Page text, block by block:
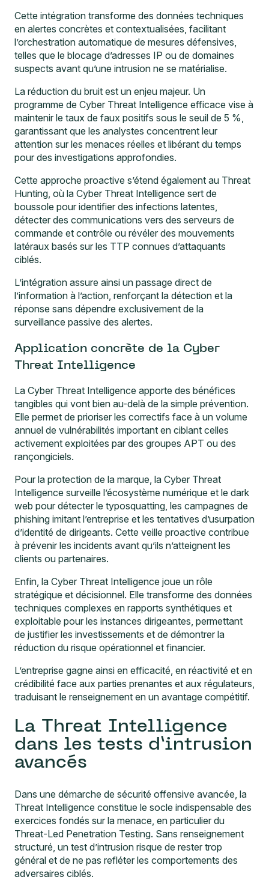
Cette intégration transforme des données techniques
en alertes concrètes et contextualisées, facilitant
l’orchestration automatique de mesures défensives,
telles que le blocage d’adresses IP ou de domaines
suspects avant qu’une intrusion ne se matérialise.
La réduction du bruit est un enjeu majeur. Un
programme de Cyber Threat Intelligence efficace vise à
maintenir le taux de faux positifs sous le seuil de 5 %,
garantissant que les analystes concentrent leur
attention sur les menaces réelles et libérant du temps
pour des investigations approfondies.
Cette approche proactive s’étend également au Threat
Hunting, où la Cyber Threat Intelligence sert de
boussole pour identifier des infections latentes,
détecter des communications vers des serveurs de
commande et contrôle ou révéler des mouvements
latéraux basés sur les TTP connues d’attaquants
ciblés.
L’intégration assure ainsi un passage direct de
l’information à l’action, renforçant la détection et la
réponse sans dépendre exclusivement de la
surveillance passive des alertes.
Application concrète de la Cyber
Threat Intelligence
La Cyber Threat Intelligence apporte des bénéfices
tangibles qui vont bien au-delà de la simple prévention.
Elle permet de prioriser les correctifs face à un volume
annuel de vulnérabilités important en ciblant celles
activement exploitées par des groupes APT ou des
rançongiciels.
Pour la protection de la marque, la Cyber Threat
Intelligence surveille l’écosystème numérique et le dark
web pour détecter le typosquatting, les campagnes de
phishing imitant l’entreprise et les tentatives d’usurpation
d’identité de dirigeants. Cette veille proactive contribue
à prévenir les incidents avant qu’ils n’atteignent les
clients ou partenaires.
Enfin, la Cyber Threat Intelligence joue un rôle
stratégique et décisionnel. Elle transforme des données
techniques complexes en rapports synthétiques et
exploitable pour les instances dirigeantes, permettant
de justifier les investissements et de démontrer la
réduction du risque opérationnel et financier.
L’entreprise gagne ainsi en efficacité, en réactivité et en
crédibilité face aux parties prenantes et aux régulateurs,
traduisant le renseignement en un avantage compétitif.
La Threat Intelligence
dans les tests d’intrusion
avancés
Dans une démarche de sécurité offensive avancée, la
Threat Intelligence constitue le socle indispensable des
exercices fondés sur la menace, en particulier du
Threat-Led Penetration Testing. Sans renseignement
structuré, un test d’intrusion risque de rester trop
général et de ne pas refléter les comportements des
adversaires ciblés.